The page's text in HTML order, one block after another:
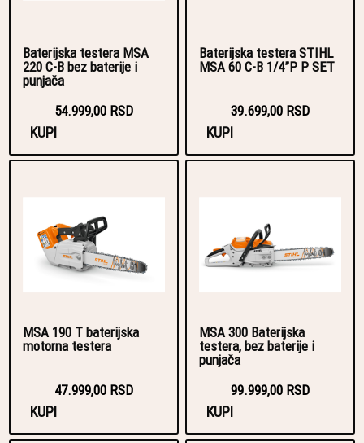
Baterijska testera MSA
220 C-B bez baterije i
punjača
54.999,00 RSD
KUPI
Baterijska testera STIHL
MSA 60 C-B 1/4”P P SET
39.699,00 RSD
KUPI
MSA 190 T baterijska
motorna testera
47.999,00 RSD
KUPI
MSA 300 Baterijska
testera, bez baterije i
punjača
99.999,00 RSD
KUPI